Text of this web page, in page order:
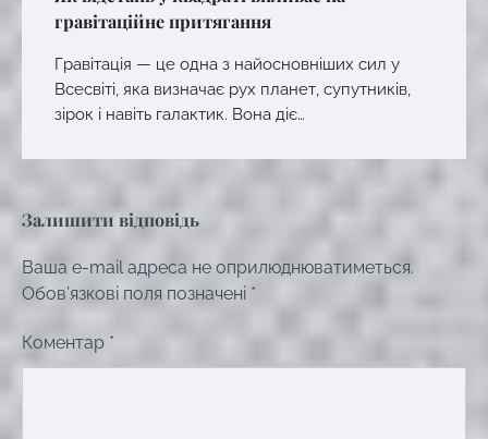
гравітаційне притягання
Гравітація — це одна з найосновніших сил у
Всесвіті, яка визначає рух планет, супутників,
зірок і навіть галактик. Вона діє…
Залишити відповідь
Ваша e-mail адреса не оприлюднюватиметься.
Обов’язкові поля позначені *
Коментар *